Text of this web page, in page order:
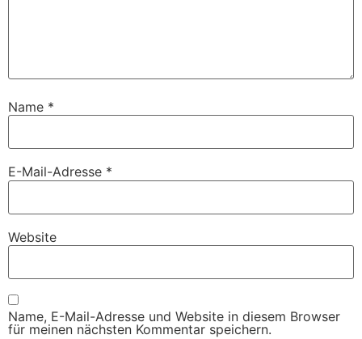
Name *
E-Mail-Adresse *
Website
Name, E-Mail-Adresse und Website in diesem Browser
für meinen nächsten Kommentar speichern.